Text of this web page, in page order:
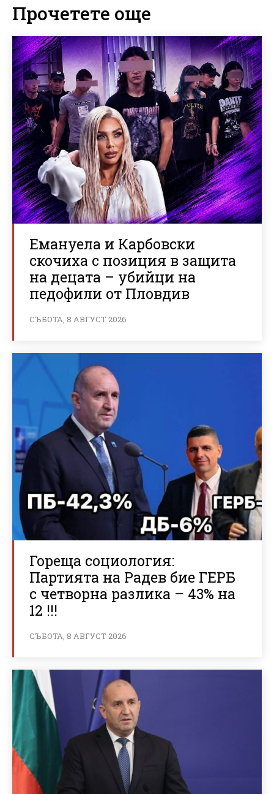
Прочетете още
Емануела и Карбовски
скочиха с позиция в защита
на децата – убийци на
педофили от Пловдив
СЪБОТА, 8 АВГУСТ 2026
Гореща социология:
Партията на Радев бие ГЕРБ
с четворна разлика – 43% на
12 !!!
СЪБОТА, 8 АВГУСТ 2026